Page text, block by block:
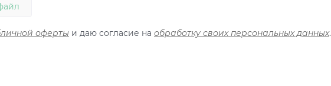
оферты и даю согласие на обработку своих персональных данных.